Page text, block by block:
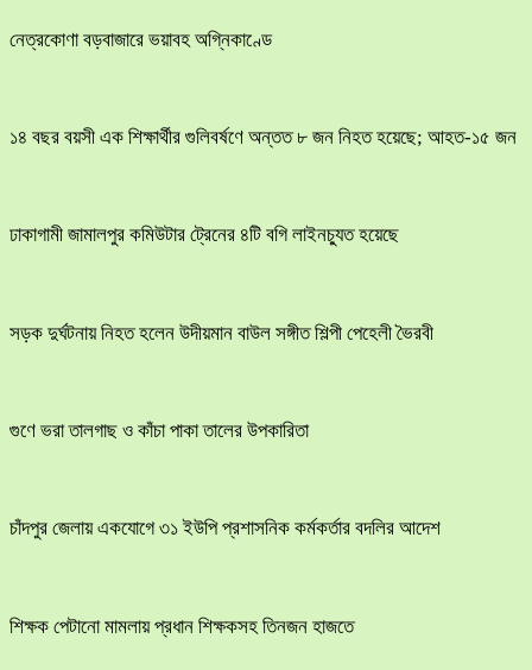
নেত্রকোণা বড়বাজারে ভয়াবহ অগ্নিকাণ্ডে
১৪ বছর বয়সী এক শিক্ষার্থীর গুলিবর্ষণে অন্তত ৮ জন নিহত হয়েছে; আহত-১৫ জন
ঢাকাগামী জামালপুর কমিউটার ট্রেনের ৪টি বগি লাইনচ্যুত হয়েছে
সড়ক দুর্ঘটনায় নিহত হলেন উদীয়মান বাউল সঙ্গীত শিল্পী পেহেলী ভৈরবী
গুণে ভরা তালগাছ ও কাঁচা পাকা তালের উপকারিতা
চাঁদপুর জেলায় একযোগে ৩১ ইউপি প্রশাসনিক কর্মকর্তার বদলির আদেশ
শিক্ষক পেটানো মামলায় প্রধান শিক্ষকসহ তিনজন হাজতে